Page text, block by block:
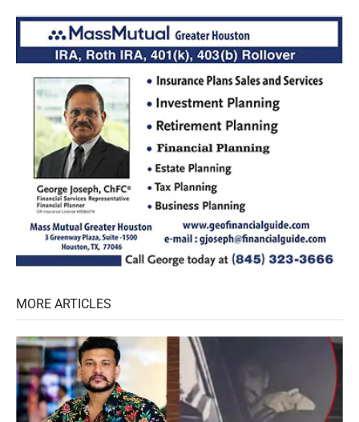
MORE ARTICLES